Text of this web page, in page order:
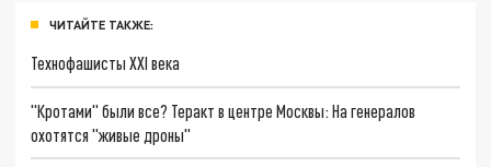
ЧИТАЙТЕ ТАКЖЕ:
Технофашисты XXI века
"Кротами" были все? Теракт в центре Москвы: На генералов
охотятся "живые дроны"